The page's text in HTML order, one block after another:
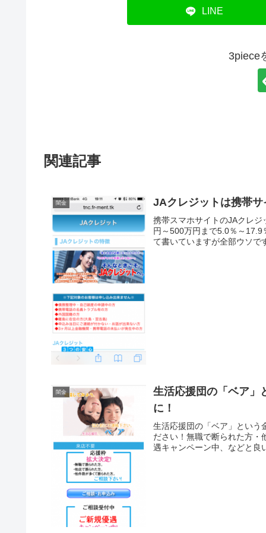
LINE
3piece
関連記事
闇金 JAクレジットは携帯サ
携帯スマホサイトのJAクレ
円～500万円まで5.0％～17.9
て書いていますが全部ウソで
闇金
生活応援団の「ベア」
に！
生活応援団の「ベア」という
ださい！無職で断られた方・
遇キャンペーン中、などと良